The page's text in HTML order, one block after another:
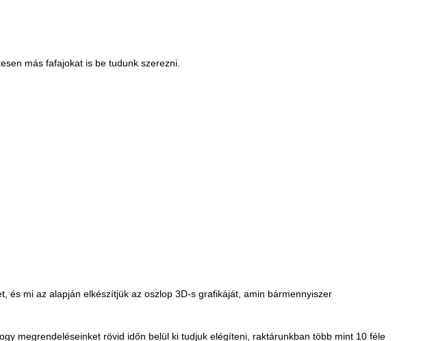
más fafajokat is be tudunk szerezni.
és mi az alapján elkészítjük az oszlop 3D-s grafikáját, amin bármennyiszer
megrendeléseinket rövid időn belül ki tudjuk elégíteni, raktárunkban több mint 10 féle